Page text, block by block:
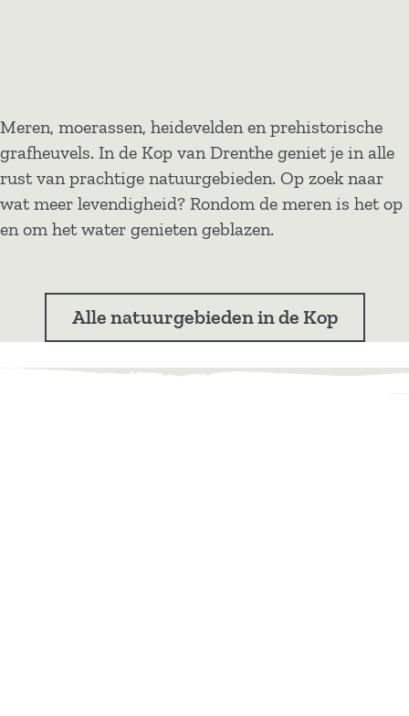
Meren, moerassen, heidevelden en prehistorische
grafheuvels. In de Kop van Drenthe geniet je in alle
rust van prachtige natuurgebieden. Op zoek naar
wat meer levendigheid? Rondom de meren is het op
en om het water genieten geblazen.
Alle natuurgebieden in de Kop